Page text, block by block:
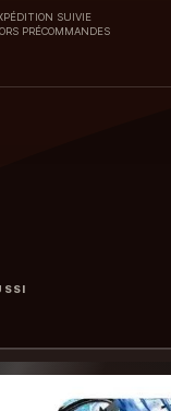
SUIVIE
PRÉCOMMANDES